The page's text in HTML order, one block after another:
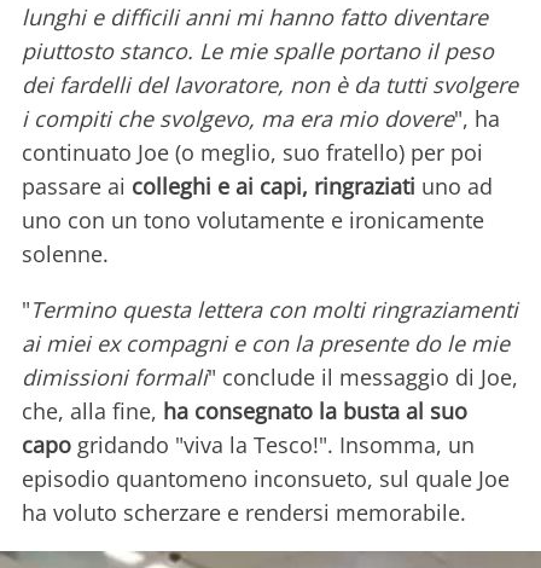
lunghi e difficili anni mi hanno fatto diventare
piuttosto stanco. Le mie spalle portano il peso
dei fardelli del lavoratore, non è da tutti svolgere
i compiti che svolgevo, ma era mio dovere", ha
continuato Joe (o meglio, suo fratello) per poi
passare ai colleghi e ai capi, ringraziati uno ad
uno con un tono volutamente e ironicamente
solenne.
"Termino questa lettera con molti ringraziamenti
ai miei ex compagni e con la presente do le mie
dimissioni formali" conclude il messaggio di Joe,
che, alla fine, ha consegnato la busta al suo
capo gridando "viva la Tesco!". Insomma, un
episodio quantomeno inconsueto, sul quale Joe
ha voluto scherzare e rendersi memorabile.